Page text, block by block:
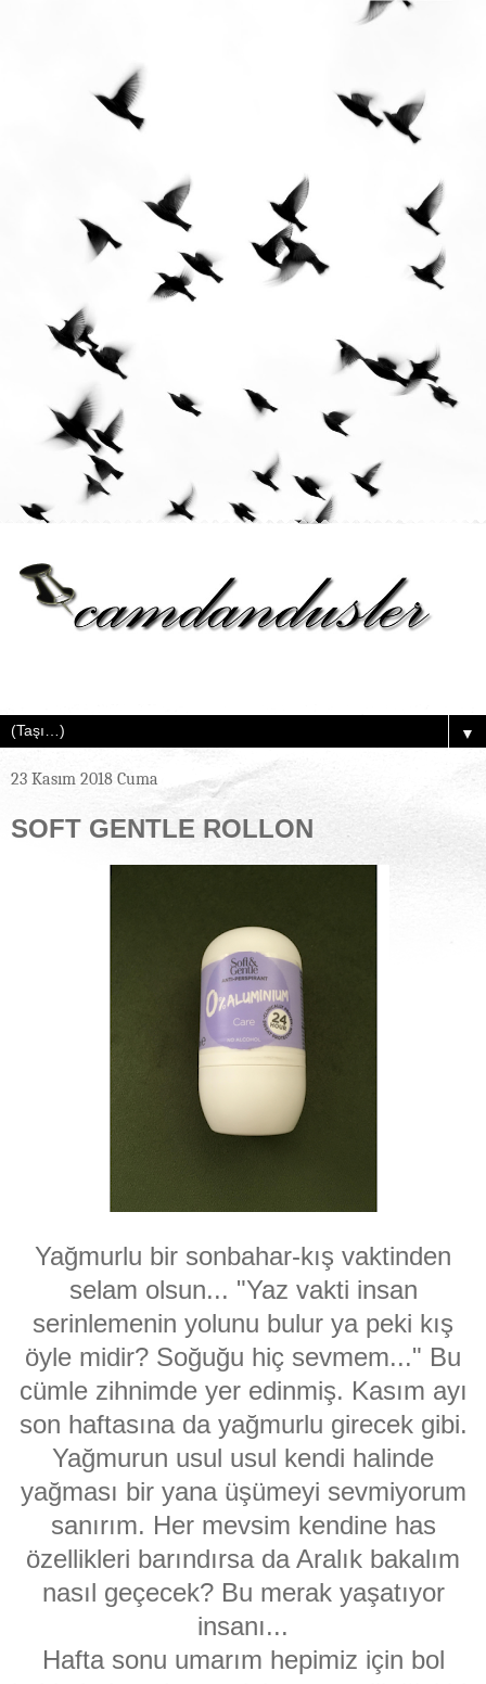
▼
23 Kasım 2018 Cuma
SOFT GENTLE ROLLON
Yağmurlu bir sonbahar-kış vaktinden
selam olsun... "Yaz vakti insan
serinlemenin yolunu bulur ya peki kış
öyle midir? Soğuğu hiç sevmem..." Bu
cümle zihnimde yer edinmiş. Kasım ayı
son haftasına da yağmurlu girecek gibi.
Yağmurun usul usul kendi halinde
yağması bir yana üşümeyi sevmiyorum
sanırım. Her mevsim kendine has
özellikleri barındırsa da Aralık bakalım
nasıl geçecek? Bu merak yaşatıyor
insanı...
Hafta sonu umarım hepimiz için bol